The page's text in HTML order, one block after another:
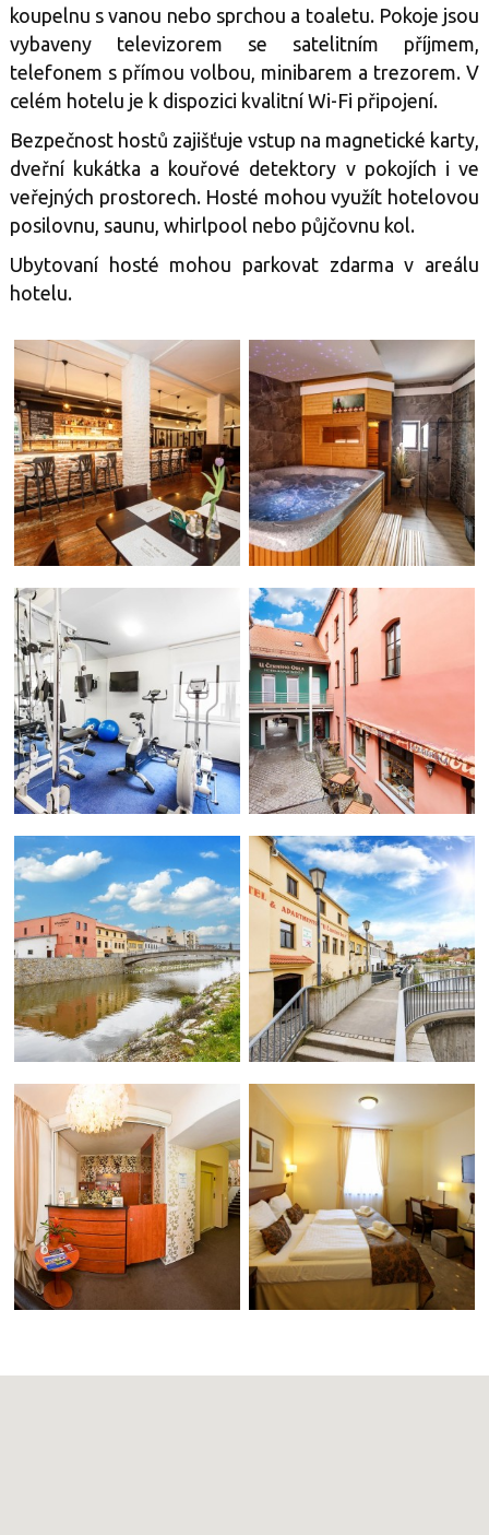
koupelnu s vanou nebo sprchou a toaletu. Pokoje jsou
vybaveny televizorem se satelitním příjmem,
telefonem s přímou volbou, minibarem a trezorem. V
celém hotelu je k dispozici kvalitní Wi-Fi připojení.
Bezpečnost hostů zajišťuje vstup na magnetické karty,
dveřní kukátka a kouřové detektory v pokojích i ve
veřejných prostorech. Hosté mohou využít hotelovou
posilovnu, saunu, whirlpool nebo půjčovnu kol.
Ubytovaní hosté mohou parkovat zdarma v areálu
hotelu.